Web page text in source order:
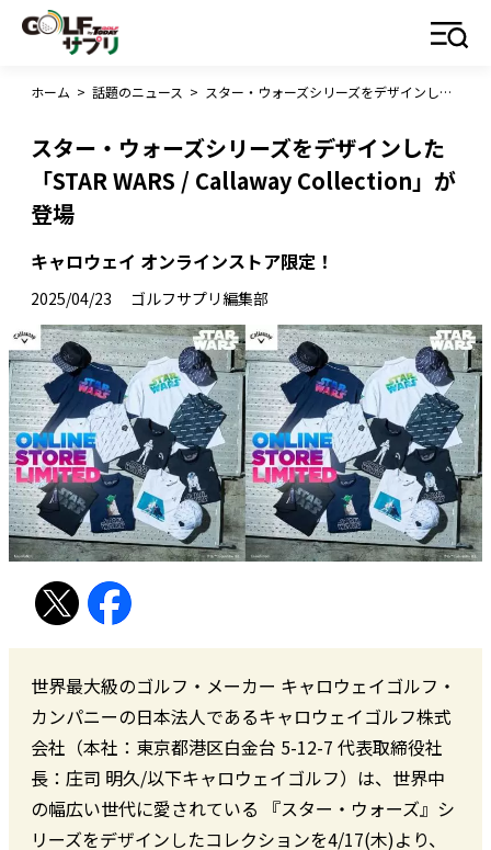
ホーム > 話題のニュース > スター・ウォーズシリーズをデザインした「STAR WARS / Callaway Collection」が登場
スター・ウォーズシリーズをデザインした
「STAR WARS / Callaway Collection」が
登場
キャロウェイ オンラインストア限定！
2025/04/23 ゴルフサプリ編集部
世界最大級のゴルフ・メーカー キャロウェイゴルフ・
カンパニーの日本法人であるキャロウェイゴルフ株式
会社（本社：東京都港区白金台 5-12-7 代表取締役社
長：庄司 明久/以下キャロウェイゴルフ）は、世界中
の幅広い世代に愛されている 『スター・ウォーズ』シ
リーズをデザインしたコレクションを4/17(木)より、